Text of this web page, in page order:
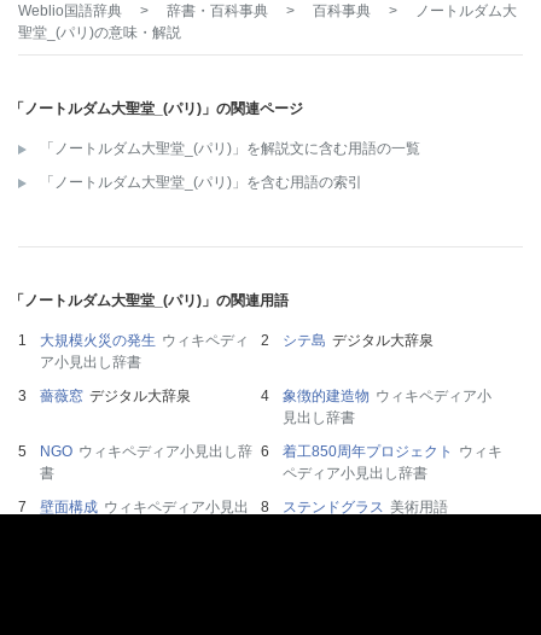
Weblio国語辞典 > 辞書・百科事典 > 百科事典 >
ノートルダム大
聖堂_(パリ)の意味・解説
「ノートルダム大聖堂_(パリ)」の関連ページ
「ノートルダム大聖堂_(パリ)」を解説文に含む用語の一覧
「ノートルダム大聖堂_(パリ)」を含む用語の索引
「ノートルダム大聖堂_(パリ)」の関連用語
大規模火災の発生 ウィキペディ
ア小見出し辞書
シテ島 デジタル大辞泉
薔薇窓 デジタル大辞泉 象徴的建造物 ウィキペディア小
見出し辞書
NGO ウィキペディア小見出し辞
書
着工850周年プロジェクト
ウィキ
ペディア小見出し辞書
壁面構成 ウィキペディア小見出
ステンドグラス 美術用語